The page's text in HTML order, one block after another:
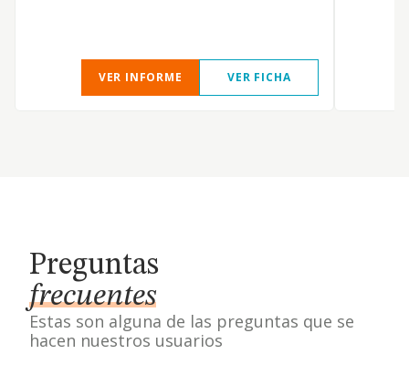
VER INFORME VER FICHA
Preguntas
frecuentes
Estas son alguna de las preguntas que se
hacen nuestros usuarios